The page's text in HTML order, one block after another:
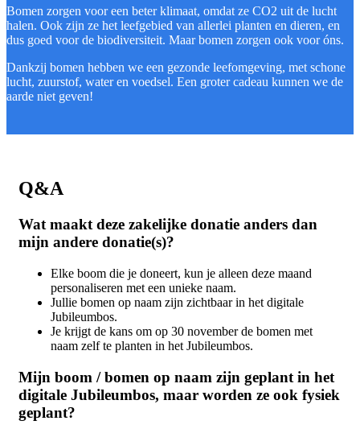
Bomen zorgen voor een beter klimaat, omdat ze CO2 uit de lucht
halen. Ook zijn ze het leefgebied van allerlei planten en dieren, en
dus goed voor de biodiversiteit. Maar bomen zorgen ook voor óns.
Dankzij bomen hebben we een gezonde leefomgeving, met schone
lucht, zuurstof, water en voedsel. Een groter cadeau kunnen we de
aarde niet geven!
Q&A
Wat maakt deze zakelijke donatie anders dan
mijn andere donatie(s)?
Elke boom die je doneert, kun je alleen deze maand
personaliseren met een unieke naam.
Jullie bomen op naam zijn zichtbaar in het digitale
Jubileumbos.
Je krijgt de kans om op 30 november de bomen met
naam zelf te planten in het Jubileumbos.
Mijn boom / bomen op naam zijn geplant in het
digitale Jubileumbos, maar worden ze ook fysiek
geplant?